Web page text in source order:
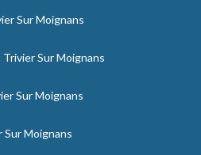
Sur Moignans
Sur Moignans
Sur Moignans
Moignans